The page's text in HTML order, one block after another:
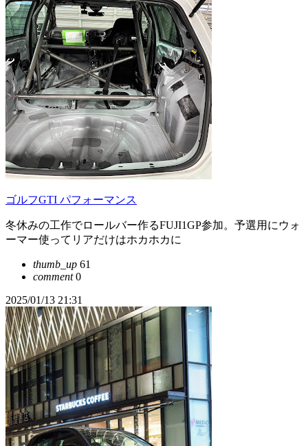
ゴルフGTI パフォーマンス
冬休みの工作でロールバー作るFUJI1GP参加。予選用にウォ
ーマー使ってリアだけはホカホカに
thumb_up 61
comment0
2025/01/13 21:31